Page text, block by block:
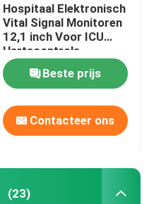
Hospitaal Elektronisch
Vital Signal Monitoren
12,1 inch Voor ICU
Hartscontrole
Beste prijs
Contacteer ons
(23)